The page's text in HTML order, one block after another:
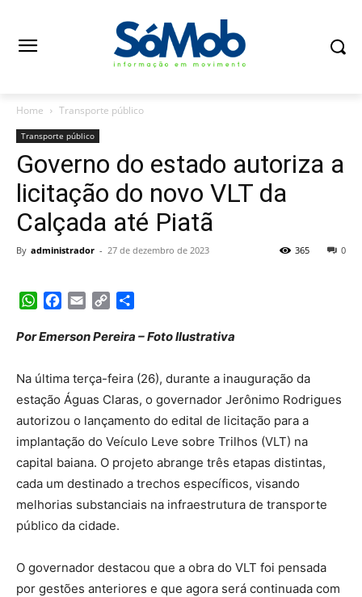
Home Transporte público
Transporte público
Governo do estado autoriza a
licitação do novo VLT da
Calçada até Piatã
By administrador - 27 de dezembro de 2023 0
365
WhatsApp
Facebook
Email Copy
Por Emerson Pereira – Foto Ilustrativa
Na última terça-feira (26), durante a inauguração da
estação Águas Claras, o governador Jerônimo Rodrigues
autorizou o lançamento do edital de licitação para a
implantação do Veículo Leve sobre Trilhos (VLT) na
capital baiana. O projeto abrange três etapas distintas,
cada um destinado a trechos específicos, visando
melhorias substanciais na infraestrutura de transporte
público da cidade.
O governador destacou que a obra do VLT foi pensada
por gestões anteriores e que agora será continuada com